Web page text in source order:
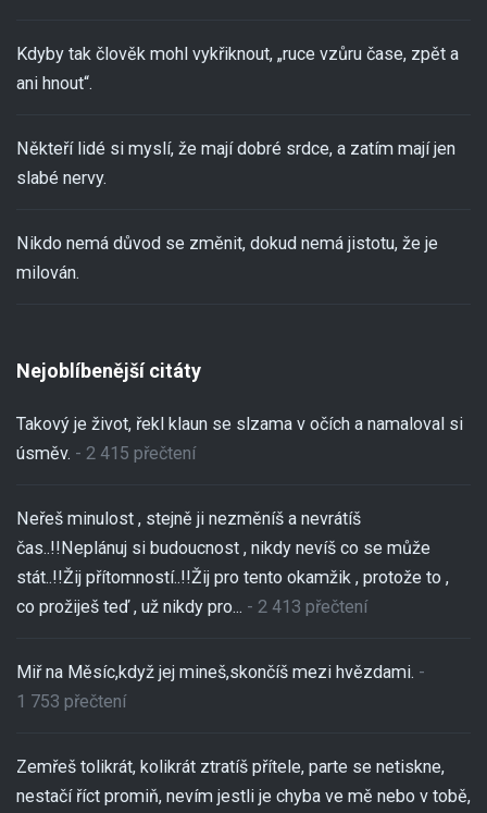
Kdyby tak člověk mohl vykřiknout, „ruce vzůru čase, zpět a
ani hnout“.
Někteří lidé si myslí, že mají dobré srdce, a zatím mají jen
slabé nervy.
Nikdo nemá důvod se změnit, dokud nemá jistotu, že je
milován.
Nejoblíbenější citáty
Takový je život, řekl klaun se slzama v očích a namaloval si
úsměv. - 2 415 přečtení
Neřeš minulost , stejně ji nezměníš a nevrátíš
čas..!!Neplánuj si budoucnost , nikdy nevíš co se může
stát..!!Žij přítomností..!!Žij pro tento okamžik , protože to ,
co prožiješ teď , už nikdy pro... - 2 413 přečtení
Miř na Měsíc,když jej mineš,skončíš mezi hvězdami. -
1 753 přečtení
Zemřeš tolikrát, kolikrát ztratíš přítele, parte se netiskne,
nestačí říct promiň, nevím jestli je chyba ve mě nebo v tobě,